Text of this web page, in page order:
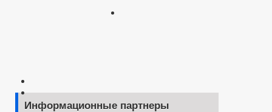
Информационные партнеры